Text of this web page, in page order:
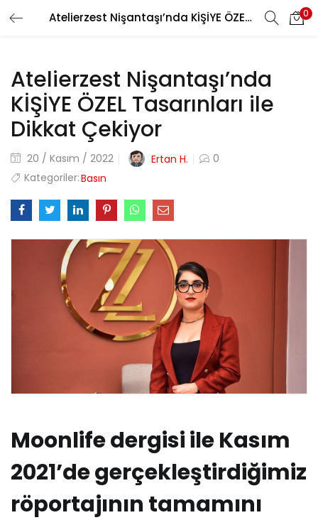
Atelierzest Nişantaşı’nda KİŞİYE ÖZEL Tasarınları ile Dikkat Çekiyor 0
Atelierzest Nişantaşı’nda
KİŞİYE ÖZEL Tasarınları ile
Dikkat Çekiyor
Posted
on
20 / Kasım / 2022 Ertan H.
0
Kategoriler:Basın
Moonlife dergisi ile Kasım
2021’de gerçekleştirdiğimiz
röportajının tamamını